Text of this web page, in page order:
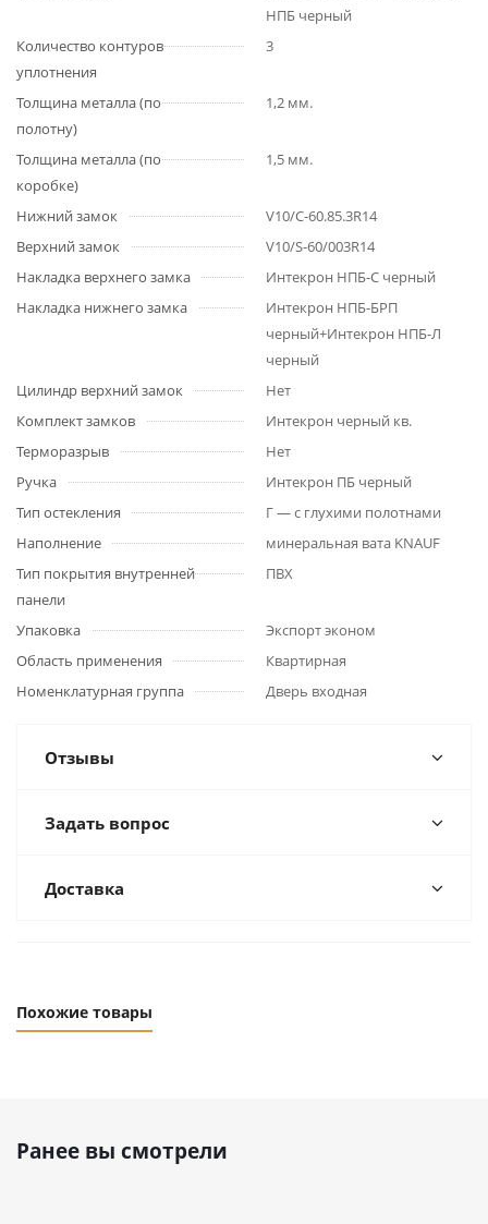
НПБ черный
Количество контуров
уплотнения
3
Толщина металла (по
полотну)
1,2 мм.
Толщина металла (по
коробке)
1,5 мм.
Нижний замок
V10/C-60.85.3R14
Верхний замок
V10/S-60/003R14
Накладка верхнего замка
Интекрон НПБ-С черный
Накладка нижнего замка
Интекрон НПБ-БРП
черный+Интекрон НПБ-Л
черный
Цилиндр верхний замок
Нет
Комплект замков
Интекрон черный кв.
Терморазрыв
Нет
Ручка
Интекрон ПБ черный
Тип остекления
Г — с глухими полотнами
Наполнение
минеральная вата KNAUF
Тип покрытия внутренней
панели
ПВХ
Упаковка
Экспорт эконом
Область применения
Квартирная
Номенклатурная группа
Дверь входная
Отзывы
Задать вопрос
Доставка
Похожие товары
Ранее вы смотрели